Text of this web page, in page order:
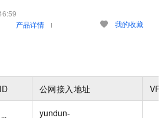
产品详情 我的收藏
ID 公网接入地址 VPC
yundun-